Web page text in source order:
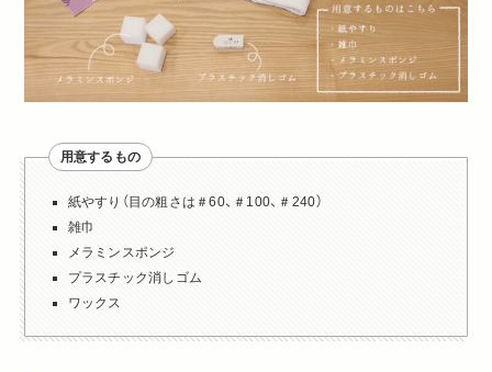
用意するもの
紙やすり（目の粗さは＃60、＃100、＃240）
雑巾
メラミンスポンジ
プラスチック消しゴム
ワックス